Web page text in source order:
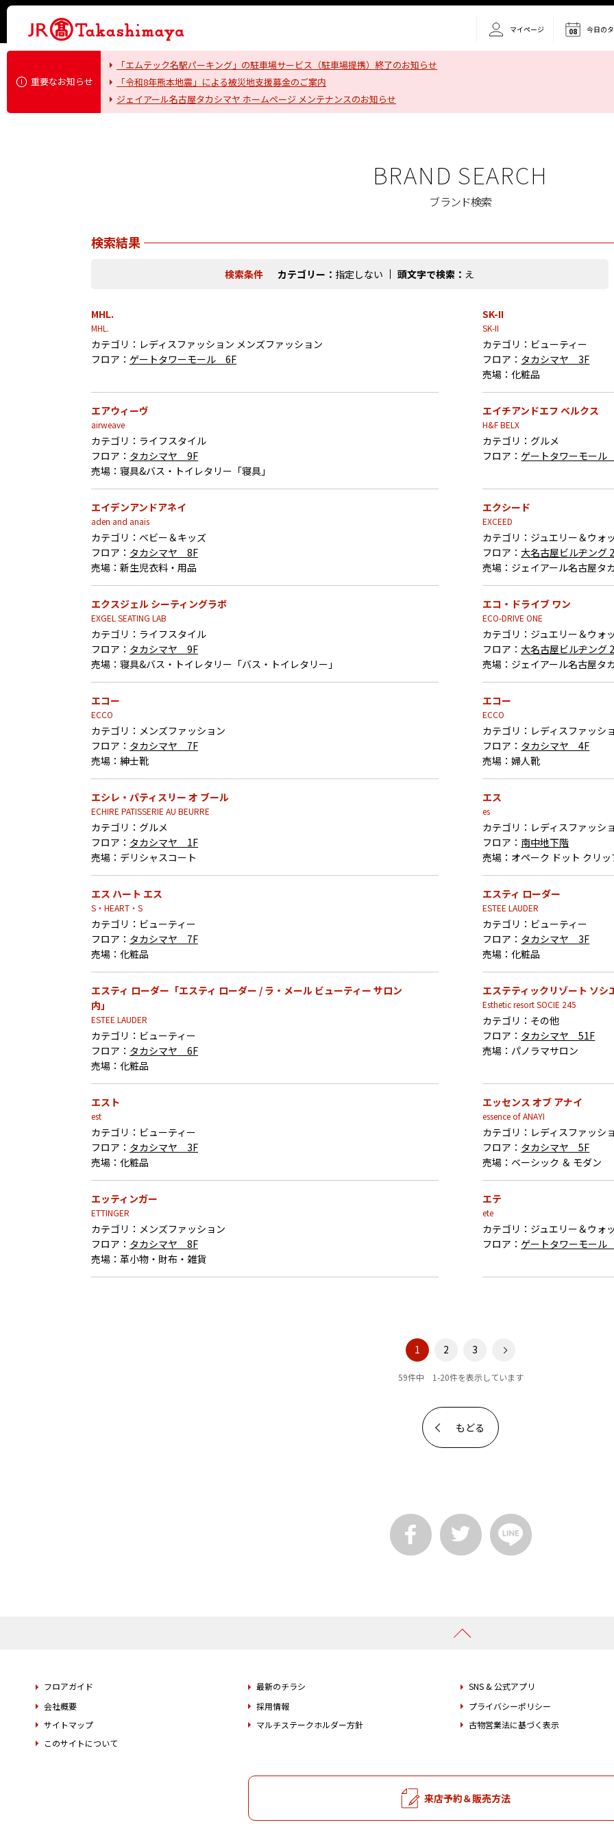
マイページ 08 今日の
重要なお知らせ
「エムテック名駅パーキング」の駐車場サービス（駐車場提携）終了のお知らせ
「令和8年熊本地震」による被災地支援募金のご案内
ジェイアール名古屋タカシマヤ ホームページ メンテナンスのお知らせ
BRAND SEARCH
ブランド検索
検索結果
検索条件 カテゴリー： 指定しない 頭文字で検索： え
MHL.
MHL.
カテゴリ： レディスファッション メンズファッション
フロア： ゲートタワーモール 6F
SK-II
SK-II
カテゴリ： ビューティー
フロア： タカシマヤ 3F
売場：化粧品
エアウィーヴ
airweave
カテゴリ： ライフスタイル
フロア： タカシマヤ 9F
売場： 寝具&バス・トイレタリー「寝具」
エイチアンドエフ ベルクス
H&F BELX
カテゴリ： グルメ
フロア： ゲートタワーモー
エイデンアンドアネイ
aden and anais
カテゴリ： ベビー＆キッズ
フロア： タカシマヤ 8F
売場： 新生児衣料・用品
エクシード
EXCEED
カテゴリ： ジュエリー＆ウォ
フロア：大名古屋ビルヂング
売場： ジェイアール名古屋タ
エクスジェル シーティングラボ
EXGEL SEATING LAB
カテゴリ： ライフスタイル
フロア： タカシマヤ 9F
売場： 寝具&バス・トイレタリー「バス・トイレタリー」
エコ・ドライブ ワン
ECO-DRIVE ONE
カテゴリ： ジュエリー＆ウォ
フロア：大名古屋ビルヂング
売場： ジェイアール名古屋タ
エコー
ECCO
カテゴリ： メンズファッション
フロア： タカシマヤ 7F
売場： 紳士靴
エコー
ECCO
カテゴリ： レディスファッシ
フロア： タカシマヤ 4F
売場：婦人靴
エシレ・パティスリー オ ブール
ECHIRE PATISSERIE AU BEURRE
カテゴリ： グルメ
フロア： タカシマヤ 1F
売場： デリシャスコート
エス
es
カテゴリ： レディスファッシ
フロア： 南中地下階
売場： オペーク ドット クリッ
エス ハート エス
S・HEART・S
カテゴリ： ビューティー
フロア： タカシマヤ 7F
売場： 化粧品
エスティ ローダー
ESTEE LAUDER
カテゴリ： ビューティー
フロア： タカシマヤ 3F
売場：化粧品
エスティ ローダー「エスティ ローダー / ラ・メール ビューティー サロン
内」
ESTEE LAUDER
カテゴリ： ビューティー
フロア： タカシマヤ 6F
売場： 化粧品
エステティックリゾート ソシ
Esthetic resort SOCIE 245
カテゴリ： その他
フロア： タカシマヤ 51F
売場： パノラマサロン
エスト
est
カテゴリ： ビューティー
フロア： タカシマヤ 3F
売場： 化粧品
エッセンス オブ アナイ
essence of ANAYI
カテゴリ： レディスファッシ
フロア： タカシマヤ 5F
売場： ベーシック ＆ モダン
エッティンガー
ETTINGER
カテゴリ： メンズファッション
フロア： タカシマヤ 8F
売場： 革小物・財布・雑貨
エテ
ete
カテゴリ： ジュエリー＆ウォ
フロア： ゲートタワーモー
1 2 3
59件中 1-20件を表示しています
もどる
フロアガイド 最新のチラシ SNS & 公式アプリ
会社概要
採用情報 プライバシーポリシー
サイトマップ
マルチステークホルダー方針 古物営業法に基づく表示
このサイトについて
来店予約＆販売方法